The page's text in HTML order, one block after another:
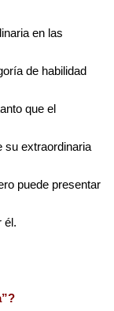
en las
de habilidad
que el
su extraordinaria
puede presentar
él.